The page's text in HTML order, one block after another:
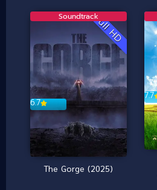
Full HD
6.7
Soundtrack
The Gorge (2025)
7.7